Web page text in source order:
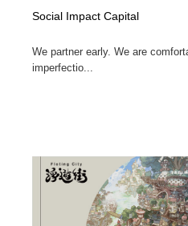
Social Impact Capital
We partner early. We are
imperfectio...